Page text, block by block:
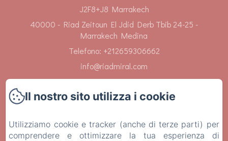
J2F8+J8 Marrakech
40000 - Riad Zeitoun El Jdid Derb Tbib 24-25 -
Marrakech Medina
Telefono: +212659306662
info@riadmiral.com
Home
Il nostro sito utilizza i cookie
Utilizziamo cookie e tracker (anche di terze parti) per
comprendere e ottimizzare la tua esperienza di